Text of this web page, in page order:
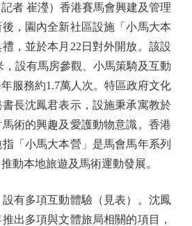
崔瀅）香港賽馬會興建及管理
，園內全新社區設施「小馬大本
，並於本月22日對外開放。該設
，設有馬房參觀、小馬策騎及互動
服務約1.7萬人次。特區政府文化
長沈鳳君表示，設施秉承寓教於
術的興趣及愛護動物意識。香港
「小馬大本營」是馬會馬年系列
動本地旅遊及馬術運動發展。
多項互動體驗（見表）。沈鳳
出多項與文體旅局相關的項目，